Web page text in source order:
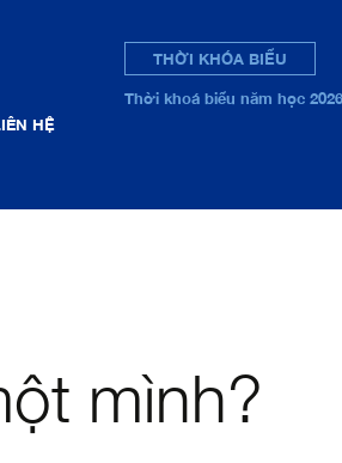
HỆ
THỜI KHÓA BIỂU
Thời khoá biểu năm học
mình?